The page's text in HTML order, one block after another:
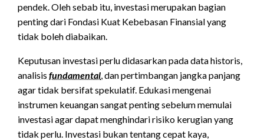
pendek. Oleh sebab itu, investasi merupakan bagian
penting dari Fondasi Kuat Kebebasan Finansial yang
tidak boleh diabaikan.
Keputusan investasi perlu didasarkan pada data historis,
analisis fundamental , dan pertimbangan jangka panjang
agar tidak bersifat spekulatif. Edukasi mengenai
instrumen keuangan sangat penting sebelum memulai
investasi agar dapat menghindari risiko kerugian yang
tidak perlu. Investasi bukan tentang cepat kaya,